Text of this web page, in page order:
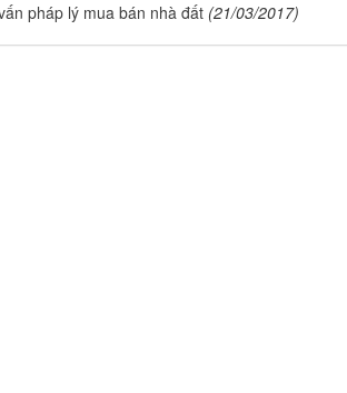
pháp lý mua bán nhà đất (21/03/2017)